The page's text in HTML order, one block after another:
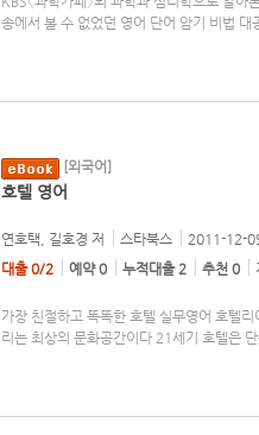
송에서 볼 수 없었던 영어 단어 암기 비법 대
[외국어]
호텔 영어
연호택, 길호경 저 스타북스
2011-12-
대출 0/2
예약 0 누적대출 2 추천 0
가장 친절하고 똑똑한 호텔 실무영어 호텔
리는 최상의 문화공간이다 21세기 호텔은